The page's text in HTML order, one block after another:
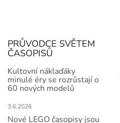
PRŮVODCE SVĚTEM
ČASOPISŮ
Kultovní náklaďáky
minulé éry se rozrůstají o
60 nových modelů
3.6.2026
Nové LEGO časopisy jsou